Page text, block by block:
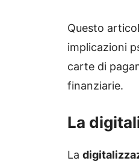
Questo
implicazioni
carte di
finanziarie.
La
La